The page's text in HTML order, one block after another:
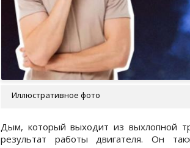
Иллюстративное фото
Дым, который выходит из выхлопной
результат работы двигателя. Он